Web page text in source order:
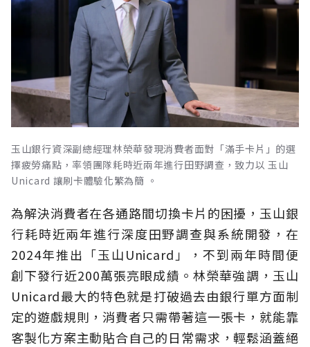
玉山銀行資深副總經理林榮華發現消費者面對「滿手卡片」的選
擇疲勞痛點，率領團隊耗時近兩年進行田野調查，致力以 玉山
Unicard 讓刷卡體驗化繁為簡 。
為解決消費者在各通路間切換卡片的困擾，玉山銀
行耗時近兩年進行深度田野調查與系統開發，在
2024年推出「玉山Unicard」，不到兩年時間便
創下發行近200萬張亮眼成績。林榮華強調，玉山
Unicard最大的特色就是打破過去由銀行單方面制
定的遊戲規則，消費者只需帶著這一張卡，就能靠
客製化方案主動貼合自己的日常需求，輕鬆涵蓋絕